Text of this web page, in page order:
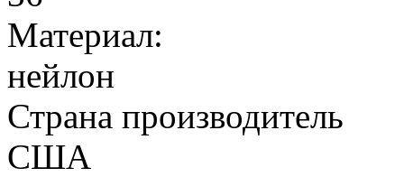
Материал:
нейлон
Страна производитель
США